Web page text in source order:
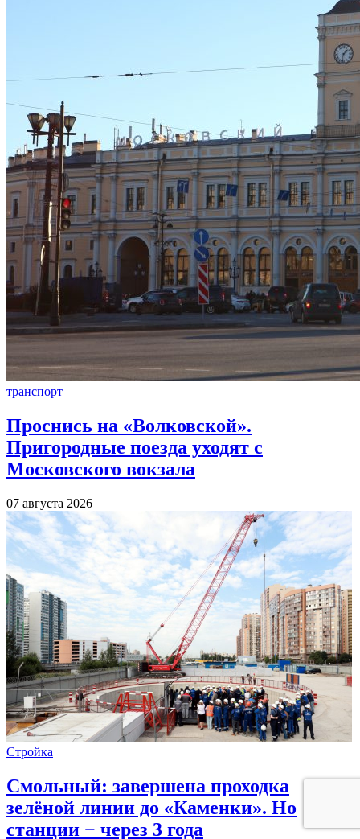
транспорт
Проснись на «Волковской».
Пригородные поезда уходят с
Московского вокзала
07 августа 2026
Стройка
Смольный: завершена проходка
зелёной линии до «Каменки». Но
станции − через 3 года